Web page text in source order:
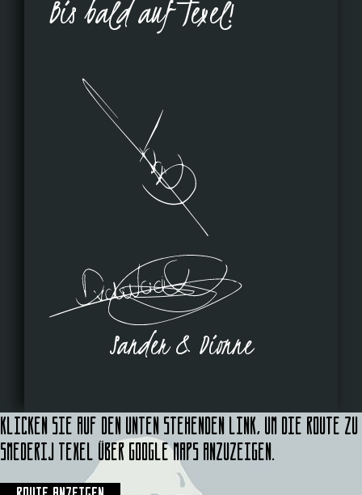
Bis bald auf Texel!
Sander & Dionne
Klicken Sie auf den unten stehenden Link, um die Route zu
Smederij Texel über Google Maps anzuzeigen.